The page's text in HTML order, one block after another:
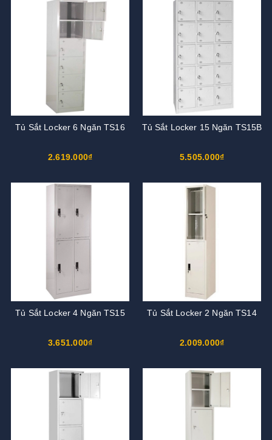
Tủ Sắt Locker 6 Ngăn TS16
2.619.000₫
Tủ Sắt Locker 15 Ngăn TS15B
5.505.000₫
Tủ Sắt Locker 4 Ngăn TS15
3.651.000₫
Tủ Sắt Locker 2 Ngăn TS14
2.009.000₫